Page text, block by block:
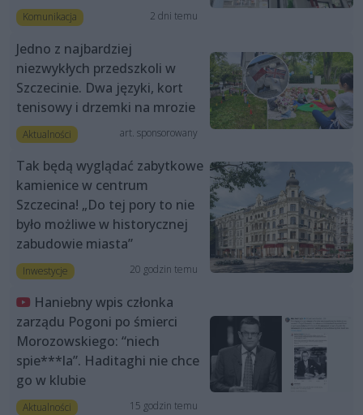
Komunikacja 2 dni temu
Jedno z najbardziej
niezwykłych przedszkoli w
Szczecinie. Dwa języki, kort
tenisowy i drzemki na mrozie
Aktualności art. sponsorowany
Tak będą wyglądać zabytkowe
kamienice w centrum
Szczecina! „Do tej pory to nie
było możliwe w historycznej
zabudowie miasta”
Inwestycje 20 godzin temu
Haniebny wpis członka
zarządu Pogoni po śmierci
Morozowskiego: “niech
spie***la”. Haditaghi nie chce
go w klubie
Aktualności 15 godzin temu